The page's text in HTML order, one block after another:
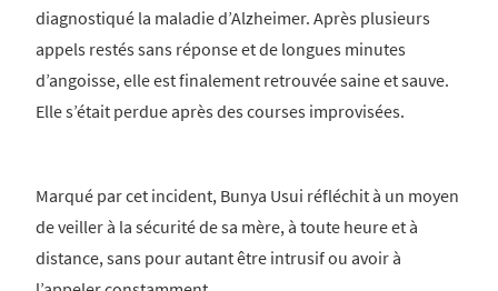
diagnostiqué la maladie d’Alzheimer. Après plusieurs
appels restés sans réponse et de longues minutes
d’angoisse, elle est finalement retrouvée saine et sauve.
Elle s’était perdue après des courses improvisées.
Marqué par cet incident, Bunya Usui réfléchit à un moyen
de veiller à la sécurité de sa mère, à toute heure et à
distance, sans pour autant être intrusif ou avoir à